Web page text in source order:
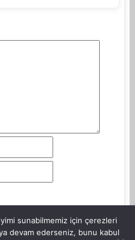
sunabilmemiz için çerezleri
devam ederseniz, bunu kabul